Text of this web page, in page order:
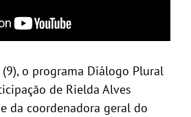
o programa Diálogo Plural
de Rielda Alves
da coordenadora geral do